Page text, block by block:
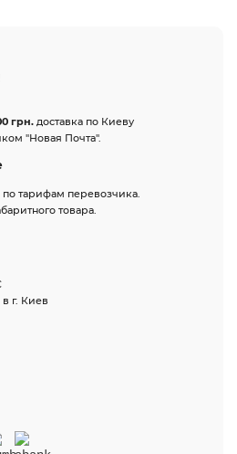
грн. доставка по Киеву
"Новая Почта".
по тарифам перевозчика.
товара.
г. Киев